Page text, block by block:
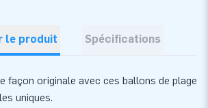
le produit Spécifications
façon originale avec ces ballons de plage
uniques.